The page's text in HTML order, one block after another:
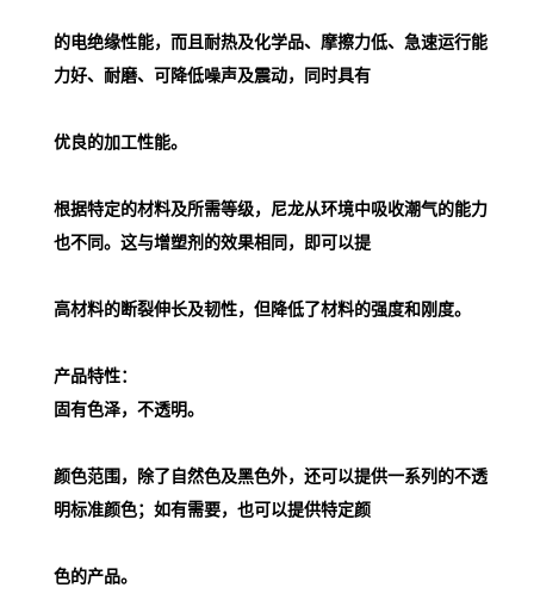
的电绝缘性能，而且耐热及化学品、摩擦力低、急速运行能
力好、耐磨、可降低噪声及震动，同时具有
优良的加工性能。
根据特定的材料及所需等级，尼龙从环境中吸收潮气的能力
也不同。这与增塑剂的效果相同，即可以提
高材料的断裂伸长及韧性，但降低了材料的强度和刚度。
产品特性：
固有色泽，不透明。
颜色范围，除了自然色及黑色外，还可以提供一系列的不透
明标准颜色；如有需要，也可以提供特定颜
色的产品。